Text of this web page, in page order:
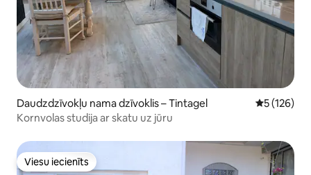
Daudzdzīvokļu nama dzīvoklis – Tintagel Vidējais
5 (126)
Kornvolas studija ar skatu uz jūru
Viesu iecienīts
Viesu iecienīts